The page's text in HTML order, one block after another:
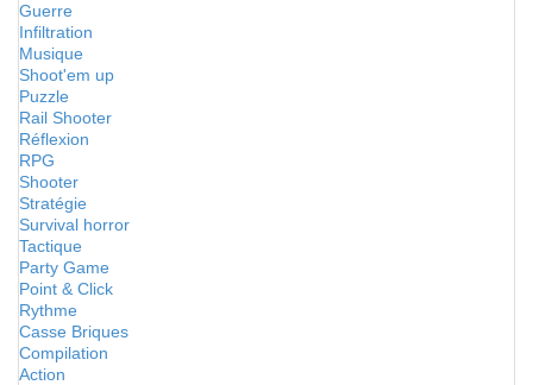
Guerre
Infiltration
Musique
Shoot'em up
Puzzle
Rail Shooter
Réflexion
RPG
Shooter
Stratégie
Survival horror
Tactique
Party Game
Point & Click
Rythme
Casse Briques
Compilation
Action